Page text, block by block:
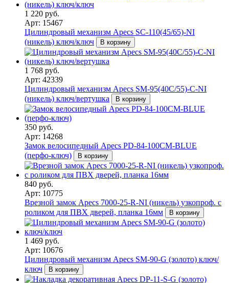
1 220 руб.
Арт: 15467
Цилиндровый механизм Apecs SC-110(45/65)-NI
(никель) ключ/ключ
В корзину
1 768 руб.
Арт: 42339
Цилиндровый механизм Apecs SM-95(40C/55)-C-NI
(никель) ключ/вертушка
В корзину
350 руб.
Арт: 14268
Замок велосипедный Apecs PD-84-100CM-BLUE
(перфо-ключ)
В корзину
840 руб.
Арт: 10775
Врезной замок Apecs 7000-25-R-NI (никель) узкопроф. с
роликом для ПВХ дверей, планка 16мм
В корзину
1 469 руб.
Арт: 10676
Цилиндровый механизм Apecs SM-90-G (золото) ключ/
ключ
В корзину